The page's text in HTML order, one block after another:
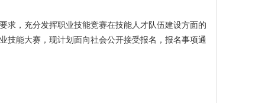
求，充分发挥职业技能竞赛在技能人才队伍建设方面的
技能大赛，现计划面向社会公开接受报名，报名事项通